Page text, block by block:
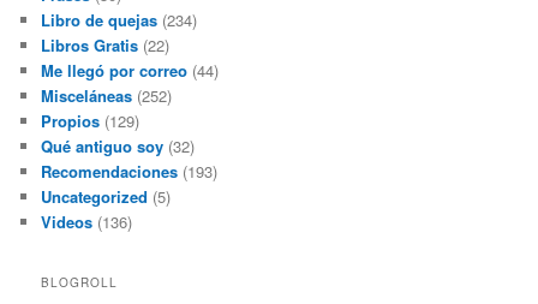
Libro de quejas (234)
Libros Gratis (22)
Me llegó por correo (44)
Misceláneas (252)
Propios (129)
Qué antiguo soy (32)
Recomendaciones (193)
Uncategorized (5)
Videos (136)
BLOGROLL